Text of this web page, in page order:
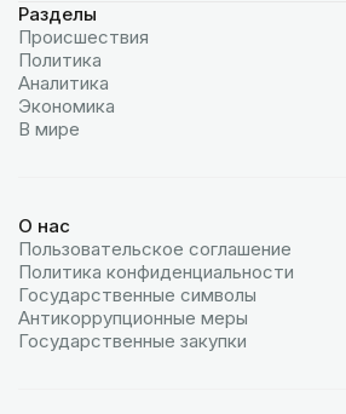
Разделы
Происшествия
Политика
Аналитика
Экономика
В мире
О нас
Пользовательское соглашение
Политика конфиденциальности
Государственные символы
Антикоррупционные меры
Государственные закупки